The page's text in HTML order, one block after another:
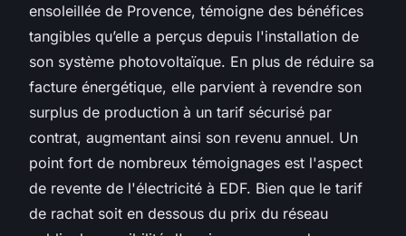
ensoleillée de Provence, témoigne des bénéfices
tangibles qu’elle a perçus depuis l'installation de
son système photovoltaïque. En plus de réduire sa
facture énergétique, elle parvient à revendre son
surplus de production à un tarif sécurisé par
contrat, augmentant ainsi son revenu annuel. Un
point fort de nombreux témoignages est l'aspect
de revente de l'électricité à EDF. Bien que le tarif
de rachat soit en dessous du prix du réseau